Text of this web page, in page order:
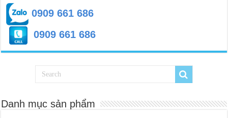
0909 661 686
0909 661 686
Danh mục sản phẩm